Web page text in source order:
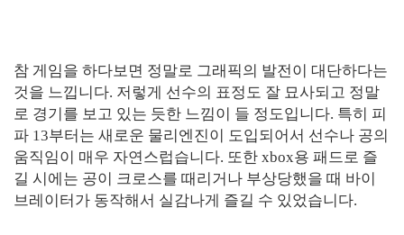
참 게임을 하다보면 정말로 그래픽의 발전이 대단하다는
것을 느낍니다. 저렇게 선수의 표정도 잘 묘사되고 정말
로 경기를 보고 있는 듯한 느낌이 들 정도입니다. 특히 피
파 13부터는 새로운 물리엔진이 도입되어서 선수나 공의
움직임이 매우 자연스럽습니다. 또한 xbox용 패드로 즐
길 시에는 공이 크로스를 때리거나 부상당했을 때 바이
브레이터가 동작해서 실감나게 즐길 수 있었습니다.